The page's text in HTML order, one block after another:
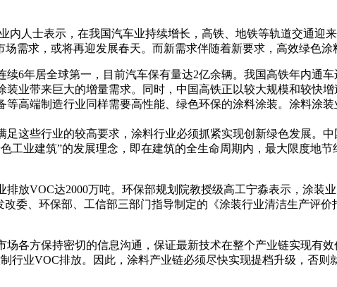
人士表示，在我国汽车业持续增长，高铁、地铁等轨道交通迎
需求，或将再迎发展春天。而新需求伴随着新要求，高效绿色涂
年居全球第一，目前汽车保有量达2亿余辆。我国高铁年内通
业带来巨大的增量需求。同时，中国高铁正以较大规模和较快
高端制造行业同样需要高性能、绿色环保的涂料涂装。涂料涂
这些行业的较高要求，涂料行业必须抓紧实现创新绿色发展。
工业建筑”的发展理念，即在建筑的全生命周期内，最大限度地
VOC达2000万吨。环保部规划院教授级高工宁淼表示，涂装业
委、环保部、工信部三部门指导制定的《涂装行业清洁生产评
方保持密切的信息沟通，保证最新技术在整个产业链实现有
行业VOC排放。因此，涂料产业链必须尽快实现提档升级，否